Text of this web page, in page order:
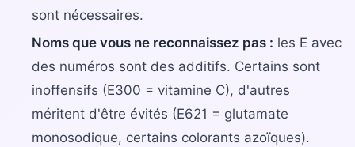
sont nécessaires.
Noms que vous ne reconnaissez pas : les E avec
des numéros sont des additifs. Certains sont
inoffensifs (E300 = vitamine C), d'autres
méritent d'être évités (E621 = glutamate
monosodique, certains colorants azoïques).